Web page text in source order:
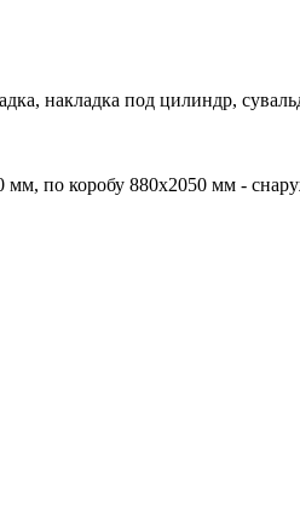
накладка под цилиндр,
мм, по коробу 880х2050 мм -